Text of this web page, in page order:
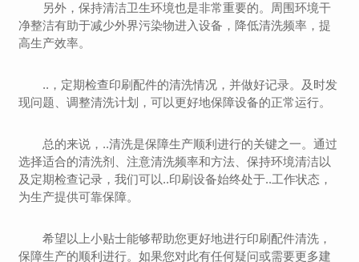
另外，保持清洁卫生环境也是非常重要的。周围环境干
净整洁有助于减少外界污染物进入设备，降低清洗频率，提
高生产效率。
..，定期检查印刷配件的清洗情况，并做好记录。及时发
现问题、调整清洗计划，可以更好地保障设备的正常运行。
总的来说，..清洗是保障生产顺利进行的关键之一。通过
选择适合的清洗剂、注意清洗频率和方法、保持环境清洁以
及定期检查记录，我们可以..印刷设备始终处于..工作状态，
为生产提供可靠保障。
希望以上小贴士能够帮助您更好地进行印刷配件清洗，
保障生产的顺利进行。如果您对此有任何疑问或需要更多建